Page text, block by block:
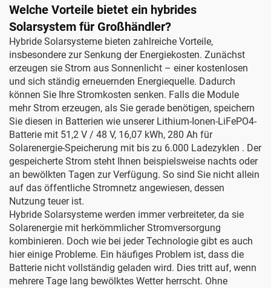
Welche Vorteile bietet ein hybrides
Solarsystem für Großhändler?
Hybride Solarsysteme bieten zahlreiche Vorteile,
insbesondere zur Senkung der Energiekosten. Zunächst
erzeugen sie Strom aus Sonnenlicht – einer kostenlosen
und sich ständig erneuernden Energiequelle. Dadurch
können Sie Ihre Stromkosten senken. Falls die Module
mehr Strom erzeugen, als Sie gerade benötigen, speichern
Sie diesen in Batterien wie unserer Lithium-Ionen-LiFePO4-
Batterie mit 51,2 V / 48 V, 16,07 kWh, 280 Ah für
Solarenergie-Speicherung mit bis zu 6.000 Ladezyklen . Der
gespeicherte Strom steht Ihnen beispielsweise nachts oder
an bewölkten Tagen zur Verfügung. So sind Sie nicht allein
auf das öffentliche Stromnetz angewiesen, dessen
Nutzung teuer ist.
Hybride Solarsysteme werden immer verbreiteter, da sie
Solarenergie mit herkömmlicher Stromversorgung
kombinieren. Doch wie bei jeder Technologie gibt es auch
hier einige Probleme. Ein häufiges Problem ist, dass die
Batterie nicht vollständig geladen wird. Dies tritt auf, wenn
mehrere Tage lang bewölktes Wetter herrscht. Ohne